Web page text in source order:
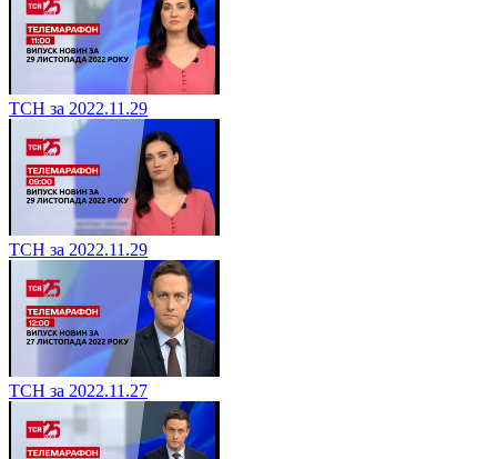
ТСН за 2022.11.29
ТСН за 2022.11.29
ТСН за 2022.11.27